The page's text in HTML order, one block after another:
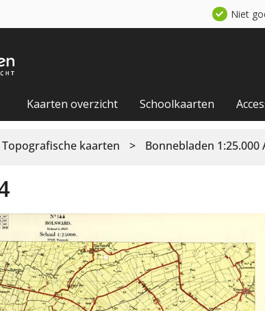
Niet
Kaarten overzicht Schoolkaarten
Topografische kaarten > Bonnebladen 1:25.000